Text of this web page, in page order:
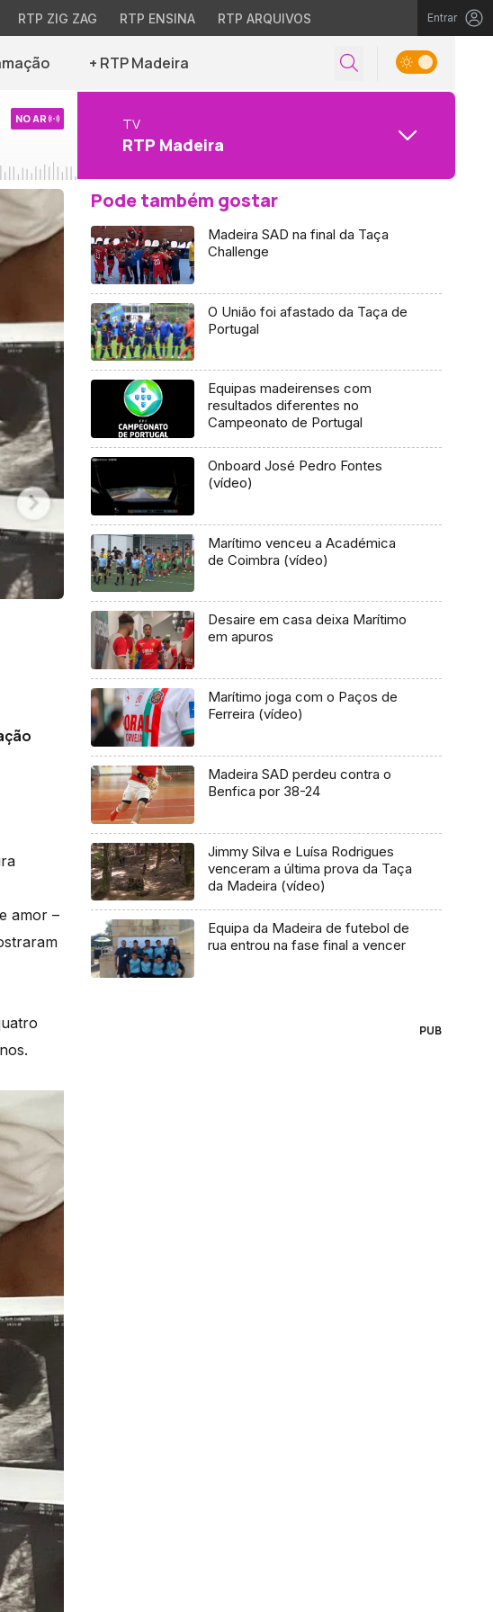
RTP ZIG ZAG RTP ENSINA RTP ARQUIVOS Entrar
+ RTP Madeira
NO AR TV
RTP Madeira
amor –
Pode também gostar
Madeira SAD na final da Taça
Challenge
O União foi afastado da Taça de
Portugal
Equipas madeirenses com
resultados diferentes no
Campeonato de Portugal
Onboard José Pedro Fontes
(vídeo)
Marítimo venceu a Académica
de Coimbra (vídeo)
Desaire em casa deixa Marítimo
em apuros
Marítimo joga com o Paços de
Ferreira (vídeo)
Madeira SAD perdeu contra o
Benfica por 38-24
Jimmy Silva e Luísa Rodrigues
venceram a última prova da Taça
da Madeira (vídeo)
Equipa da Madeira de futebol de
rua entrou na fase final a vencer
PUB